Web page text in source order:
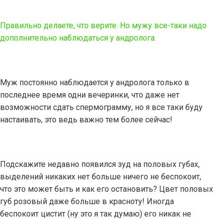
Правильно делаете, что верите. Но мужу все-таки надо
дополнительно наблюдаться у андролога.
Муж постоянно наблюдается у андролога только в
последнее время одни вечеринки, что даже нет
возможности сдать спермограмму, но я все таки буду
настаивать, это ведь важно тем более сейчас!
Подскажите недавно появился зуд на половых губах,
выделений никаких нет больше ничего не беспокоит,
что это может быть и как его остановить? Цвет половых
губ розовый даже больше в красноту! Иногда
беспокоит цистит (ну это я так думаю) его никак не